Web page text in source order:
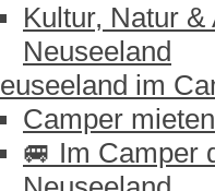
Kultur, Natur &
Neuseeland
im
Camper mieten
🚐 Im Camper